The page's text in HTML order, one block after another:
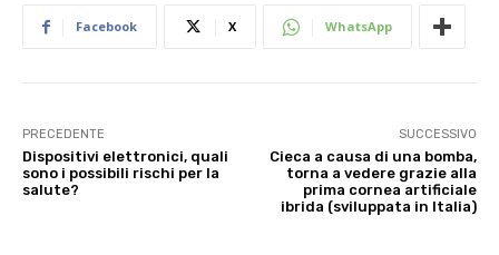
Facebook X WhatsApp
PRECEDENTE
Dispositivi elettronici, quali
sono i possibili rischi per la
salute?
SUCCESSIVO
Cieca a causa di una bomba,
torna a vedere grazie alla
prima cornea artificiale
ibrida (sviluppata in Italia)